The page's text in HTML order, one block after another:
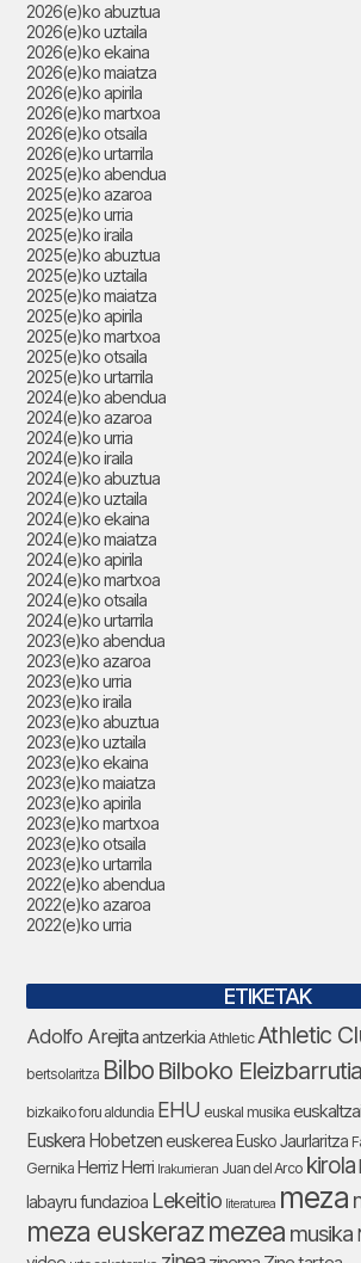
2026(e)ko abuztua
2026(e)ko uztaila
2026(e)ko ekaina
2026(e)ko maiatza
2026(e)ko apirila
2026(e)ko martxoa
2026(e)ko otsaila
2026(e)ko urtarrila
2025(e)ko abendua
2025(e)ko azaroa
2025(e)ko urria
2025(e)ko iraila
2025(e)ko abuztua
2025(e)ko uztaila
2025(e)ko maiatza
2025(e)ko apirila
2025(e)ko martxoa
2025(e)ko otsaila
2025(e)ko urtarrila
2024(e)ko abendua
2024(e)ko azaroa
2024(e)ko urria
2024(e)ko iraila
2024(e)ko abuztua
2024(e)ko uztaila
2024(e)ko ekaina
2024(e)ko maiatza
2024(e)ko apirila
2024(e)ko martxoa
2024(e)ko otsaila
2024(e)ko urtarrila
2023(e)ko abendua
2023(e)ko azaroa
2023(e)ko urria
2023(e)ko iraila
2023(e)ko abuztua
2023(e)ko uztaila
2023(e)ko ekaina
2023(e)ko maiatza
2023(e)ko apirila
2023(e)ko martxoa
2023(e)ko otsaila
2023(e)ko urtarrila
2022(e)ko abendua
2022(e)ko azaroa
2022(e)ko urria
ETIKETAK
Adolfo Arejitaantzerkia Athletic Athletic
bertsolaritza Bilbo Bilboko Eleizbarrutia
bizkaiko foru aldundia EHU euskal musika
Euskera Hobetzeneuskerea Eusko Jaurlaritza
Gernika Herriz Herri Irakurrieran Juan del Arco kirola
labayru fundazioa Lekeitio literaturea meza
meza euskerazmezea musika